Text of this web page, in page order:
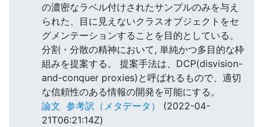
の濃密なラベル付けされたサンプルのみを与え
られた、目に見えないクラスオブジェクトをセ
グメンテーションすることを目的としている。
分割・分散の精神において, 単純かつ多目的な枠
組みを提案する。 提案手法は、DCP(disvision-
and-conquer proxies)と呼ばれるもので、適切
な信頼性のある情報の開発を可能にする。
論文 参考訳（メタデータ）
(2022-04-
21T06:21:14Z)